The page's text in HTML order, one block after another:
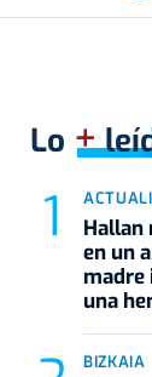
Lo +
Hallan
en un
madre
una
BIZKAIA